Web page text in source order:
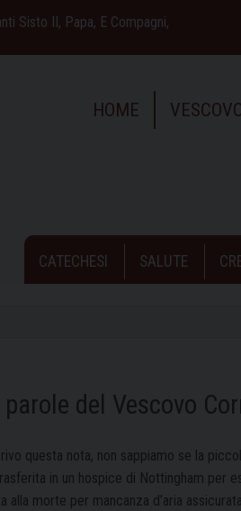
Sisto II, Papa, E Compagni,
HOME
CATECHESI SALUTE
del Vescovo
questa nota, non sappiamo se la
in un hospice di Nottingham per
alla morte per mancanza d’aria